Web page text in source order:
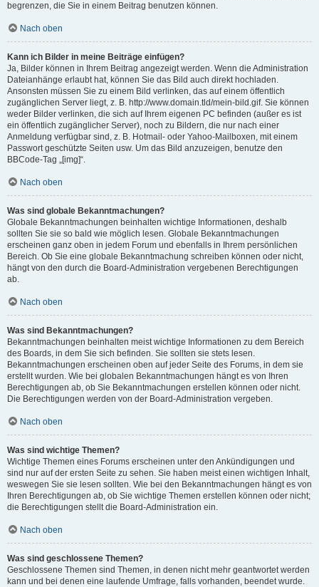
begrenzen, die Sie in einem Beitrag benutzen können.
Nach oben
Kann ich Bilder in meine Beiträge einfügen?
Ja, Bilder können in Ihrem Beitrag angezeigt werden. Wenn die Administration
Dateianhänge erlaubt hat, können Sie das Bild auch direkt hochladen.
Ansonsten müssen Sie zu einem Bild verlinken, das auf einem öffentlich
zugänglichen Server liegt, z. B. http://www.domain.tld/mein-bild.gif. Sie können
weder Bilder verlinken, die sich auf Ihrem eigenen PC befinden (außer es ist
ein öffentlich zugänglicher Server), noch zu Bildern, die nur nach einer
Anmeldung verfügbar sind, z. B. Hotmail- oder Yahoo-Mailboxen, mit einem
Passwort geschützte Seiten usw. Um das Bild anzuzeigen, benutze den
BBCode-Tag „[img]“.
Nach oben
Was sind globale Bekanntmachungen?
Globale Bekanntmachungen beinhalten wichtige Informationen, deshalb
sollten Sie sie so bald wie möglich lesen. Globale Bekanntmachungen
erscheinen ganz oben in jedem Forum und ebenfalls in Ihrem persönlichen
Bereich. Ob Sie eine globale Bekanntmachung schreiben können oder nicht,
hängt von den durch die Board-Administration vergebenen Berechtigungen
ab.
Nach oben
Was sind Bekanntmachungen?
Bekanntmachungen beinhalten meist wichtige Informationen zu dem Bereich
des Boards, in dem Sie sich befinden. Sie sollten sie stets lesen.
Bekanntmachungen erscheinen oben auf jeder Seite des Forums, in dem sie
erstellt wurden. Wie bei globalen Bekanntmachungen hängt es von Ihren
Berechtigungen ab, ob Sie Bekanntmachungen erstellen können oder nicht.
Die Berechtigungen werden von der Board-Administration vergeben.
Nach oben
Was sind wichtige Themen?
Wichtige Themen eines Forums erscheinen unter den Ankündigungen und
sind nur auf der ersten Seite zu sehen. Sie haben meist einen wichtigen Inhalt,
weswegen Sie sie lesen sollten. Wie bei den Bekanntmachungen hängt es von
Ihren Berechtigungen ab, ob Sie wichtige Themen erstellen können oder nicht;
die Berechtigungen stellt die Board-Administration ein.
Nach oben
Was sind geschlossene Themen?
Geschlossene Themen sind Themen, in denen nicht mehr geantwortet werden
kann und bei denen eine laufende Umfrage, falls vorhanden, beendet wurde.